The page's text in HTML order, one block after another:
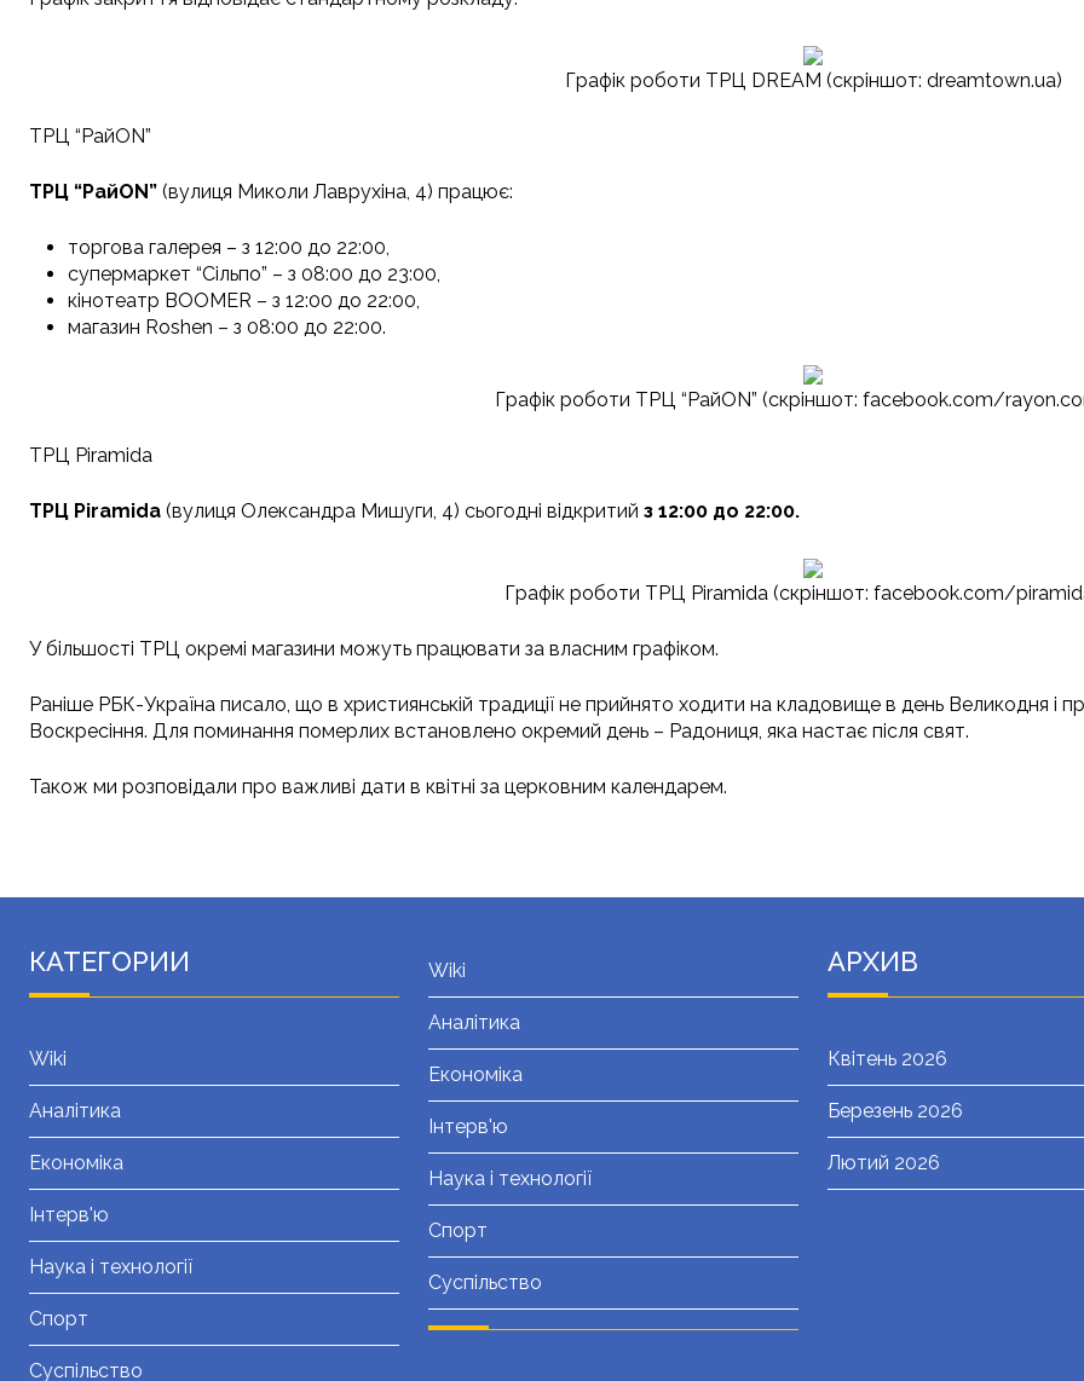
Графік роботи ТРЦ DREAM (скріншот: dreamtown.ua)
ТРЦ “РайON”
ТРЦ “РайON” (вулиця Миколи Лаврухіна, 4) працює:
торгова галерея – з 12:00 до 22:00,
супермаркет “Сільпо” – з 08:00 до 23:00,
кінотеатр BOOMER – з 12:00 до 22:00,
магазин Roshen – з 08:00 до 22:00.
Графік роботи ТРЦ “РайON” (скріншот: facebook.com/
ТРЦ Piramida
ТРЦ Piramida (вулиця Олександра Мишуги, 4) сьогодні відкритий з 12:00 до 22:00.
Графік роботи ТРЦ Piramida (скріншот: facebook.com/
У більшості ТРЦ окремі магазини можуть працювати за власним графіком.
Раніше РБК-Україна писало, що в християнській традиції не прийнято ходити на кладовище в день Великодня і
Воскресіння. Для поминання померлих встановлено окремий день – Радониця, яка настає після свят.
Також ми розповідали про важливі дати в квітні за церковним календарем.
КАТЕГОРИИ
Wiki
Аналітика
Економіка
Інтерв'ю
Наука і технології
Спорт
Суспільство
Wiki
Аналітика
Економіка
Інтерв'ю
Наука і технології
Спорт
Суспільство
АРХИВ
Квітень 2026
Березень 2026
Лютий 2026